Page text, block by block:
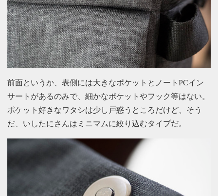
前面というか、表側には大きなポケットとノートPCイン
サートがあるのみで、細かなポケットやフック等はない。
ポケット好きなワタシは少し戸惑うところだけど、そう
だ、いしたにさんはミニマムに絞り込むタイプだ。